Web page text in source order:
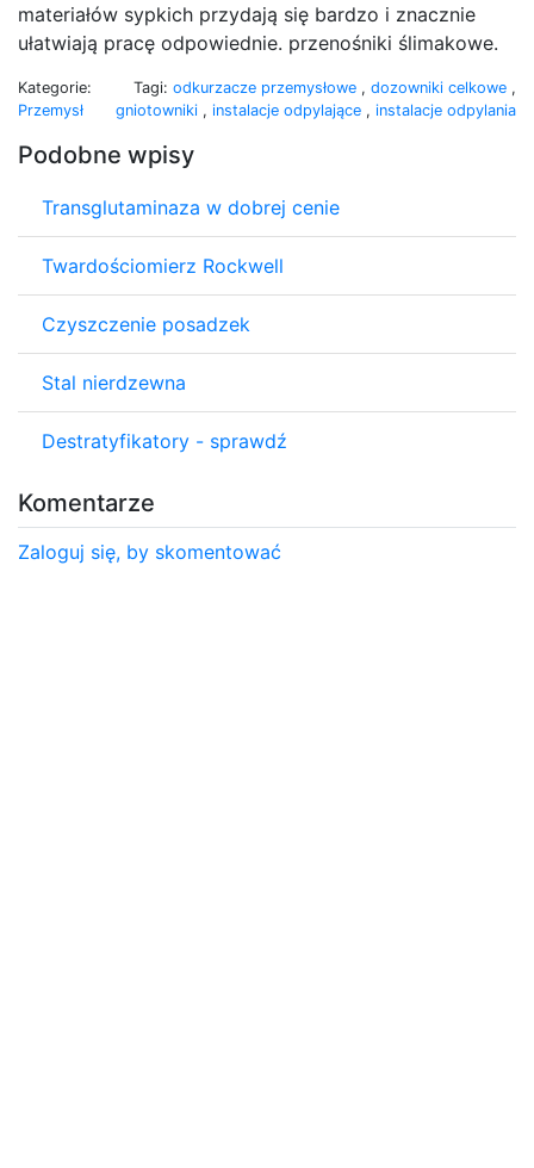
materiałów sypkich przydają się bardzo i znacznie
ułatwiają pracę odpowiednie. przenośniki ślimakowe.
Kategorie:
Przemysł
Tagi: odkurzacze przemysłowe , dozowniki celkowe ,
gniotowniki , instalacje odpylające , instalacje odpylania
Podobne wpisy
Transglutaminaza w dobrej cenie
Twardościomierz Rockwell
Czyszczenie posadzek
Stal nierdzewna
Destratyfikatory - sprawdź
Komentarze
Zaloguj się, by skomentować